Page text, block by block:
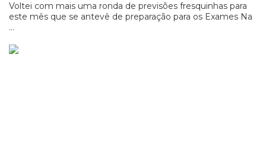
Voltei com mais uma ronda de previsões fresquinhas para
este mês que se antevê de preparação para os Exames Na
...